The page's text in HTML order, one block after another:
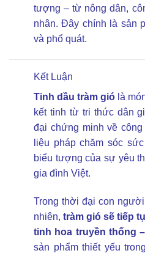
tượng – từ nông dân,
nhân. Đây chính là sản
và phổ quát.
Kết Luận
Tinh dầu tràm gió là
kết tinh từ tri thức dân
đại chứng minh về
liệu pháp chăm sóc
biểu tượng của sự yêu
gia đình Việt.
Trong thời đại con
nhiên,tràm gió sẽ tiếp
tinh hoa truyền thống
sản phẩm thiết yếu